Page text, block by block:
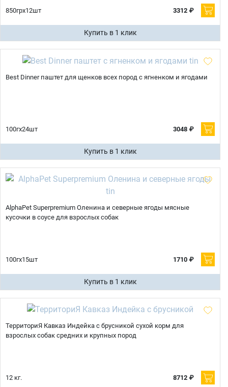
850грх12шт 3312 ₽
Купить в 1 клик
Best Dinner паштет для щенков всех пород с ягненком и ягодами
100гх24шт 3048 ₽
Купить в 1 клик
AlphaPet Superpremium Оленина и северные ягоды мясные
кусочки в соусе для взрослых собак
100гх15шт 1710 ₽
Купить в 1 клик
ТерриториЯ Кавказ Индейка с брусникой сухой корм для
взрослых собак средних и крупных пород
12 кг. 8712 ₽